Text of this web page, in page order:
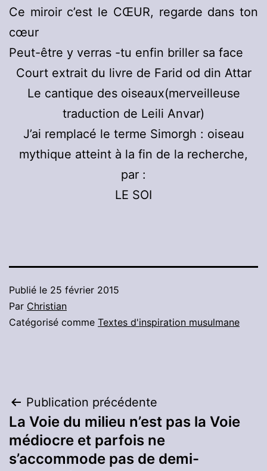
Ce miroir c’est le CŒUR, regarde dans ton
cœur
Peut-être y verras -tu enfin briller sa face
Court extrait du livre de Farid od din Attar
Le cantique des oiseaux(merveilleuse
traduction de Leili Anvar)
J’ai remplacé le terme Simorgh : oiseau
mythique atteint à la fin de la recherche,
par :
LE SOI
Publié le 25 février 2015
Par Christian
Catégorisé comme Textes d'inspiration musulmane
Navigation
de
l’article
Publication précédente
La Voie du milieu n’est pas la Voie
médiocre et parfois ne
s’accommode pas de demi-